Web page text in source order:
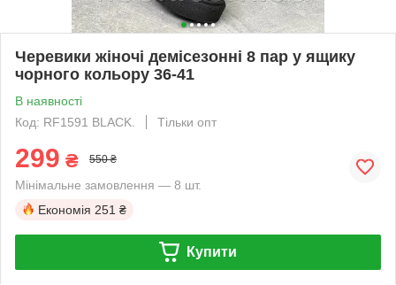
Черевики жіночі демісезонні 8 пар у ящику
чорного кольору 36-41
В наявності
Код: RF1591 BLACK.
Тільки опт
299 ₴ 550 ₴
Мінімальне замовлення — 8 шт.
Економія 251 ₴
Купити